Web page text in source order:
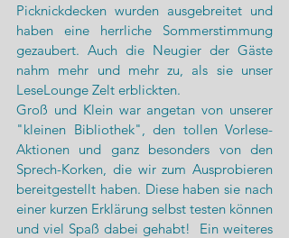
Picknickdecken wurden ausgebreitet und
haben eine herrliche Sommerstimmung
gezaubert. Auch die Neugier der Gäste
nahm mehr und mehr zu, als sie unser
LeseLounge Zelt erblickten.
Groß und Klein war angetan von unserer
"kleinen Bibliothek", den tollen Vorlese-
Aktionen und ganz besonders von den
Sprech-Korken, die wir zum Ausprobieren
bereitgestellt haben. Diese haben sie nach
einer kurzen Erklärung selbst testen können
und viel Spaß dabei gehabt!  Ein weiteres